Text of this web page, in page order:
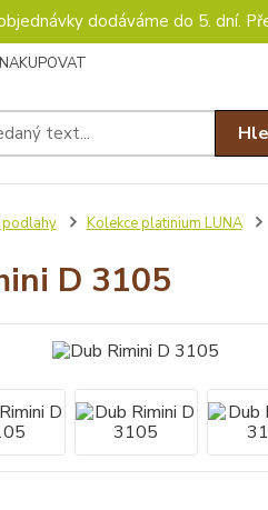
dodáváme do 5. dní.
Kolekce platinium LUNA
D 3105